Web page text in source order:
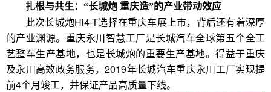
扎根与共生：“长城炮 重庆造”的产业带动效应
此次长城炮Hi4-T选择在重庆车展上市，背后还有着深厚
的产业渊源。重庆永川智慧工厂是长城汽车全球第五个全工
艺整车生产基地，也是长城炮的重要生产基地。得益于重庆
及永川高效政务服务，2019年长城汽车重庆永川工厂实现提
前4个月竣工，并保证产品高质量下线。